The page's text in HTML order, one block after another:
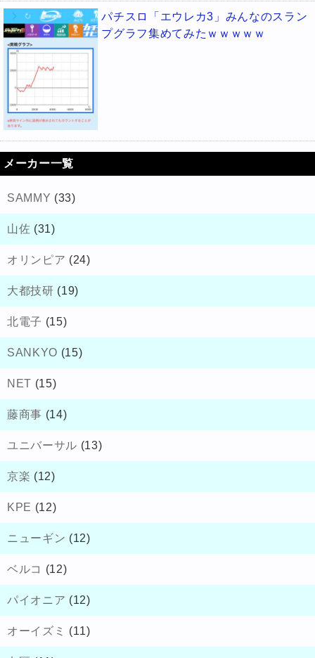
パチスロ「エウレカ3」みんなのスラン
プグラフ集めてみたｗｗｗｗｗ
メーカー一覧
SAMMY (33)
山佐 (31)
オリンピア (24)
大都技研 (19)
北電子 (15)
SANKYO (15)
NET (15)
藤商事 (14)
ユニバーサル (13)
京楽 (12)
KPE (12)
ニューギン (12)
ベルコ (12)
パイオニア (12)
オーイズミ (11)